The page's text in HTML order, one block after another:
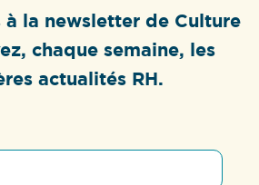
à la newsletter de Culture
chaque semaine, les
actualités RH.